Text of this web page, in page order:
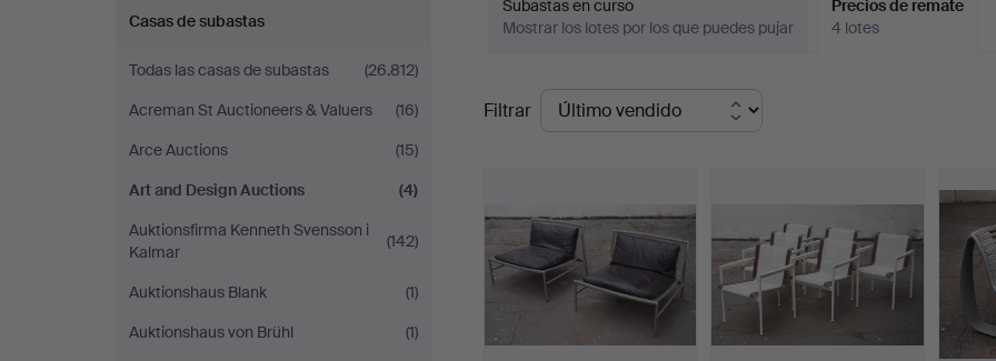
Art
and
Design
Auctions
Casas de subastas
Todas las casas de subastas
(26.812)
Acreman St Auctioneers & Valuers
(16)
Arce Auctions
(15)
Art and Design Auctions
(4)
Auktionsfirma Kenneth Svensson i
Kalmar
(142)
Auktionshaus Blank
(1)
Auktionshaus von Brühl
(1)
Subastas en curso
Mostrar los lotes por los que puedes pujar
Precios de remate
4 lotes
Precios
de
Filtrar